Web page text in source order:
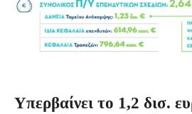
Υπερβαίνει το 1,2 δισ.